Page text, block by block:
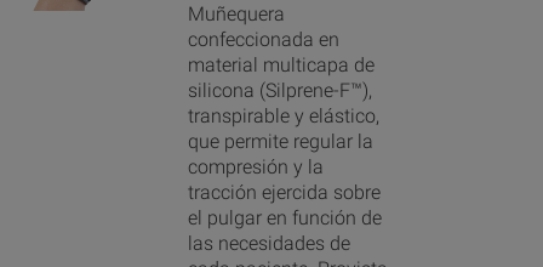
Muñequera
confeccionada en
material multicapa de
silicona (Silprene-F™),
transpirable y elástico,
que permite regular la
compresión y la
tracción ejercida sobre
el pulgar en función de
las necesidades de